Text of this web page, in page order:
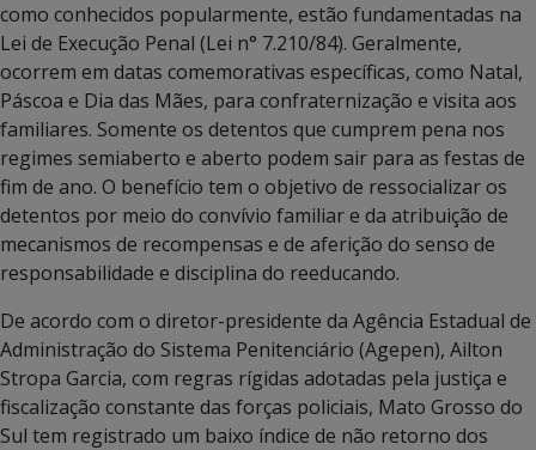
como conhecidos popularmente, estão fundamentadas na
Lei de Execução Penal (Lei n° 7.210/84). Geralmente,
ocorrem em datas comemorativas específicas, como Natal,
Páscoa e Dia das Mães, para confraternização e visita aos
familiares. Somente os detentos que cumprem pena nos
regimes semiaberto e aberto podem sair para as festas de
fim de ano. O benefício tem o objetivo de ressocializar os
detentos por meio do convívio familiar e da atribuição de
mecanismos de recompensas e de aferição do senso de
responsabilidade e disciplina do reeducando.
De acordo com o diretor-presidente da Agência Estadual de
Administração do Sistema Penitenciário (Agepen), Ailton
Stropa Garcia, com regras rígidas adotadas pela justiça e
fiscalização constante das forças policiais, Mato Grosso do
Sul tem registrado um baixo índice de não retorno dos